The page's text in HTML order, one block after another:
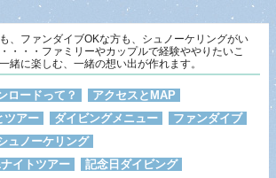
、ファンダイブOKな方も、シュノーケリングがい
・・・ファミリーやカップルで経験ややりたいこ
緒に楽しむ、一緒の想い出が作れます。
ロードって？
アクセスとMAP
ツアー
ダイビングメニュー
ファンダイブ
ュノーケリング
イトツアー
記念日ダイビング